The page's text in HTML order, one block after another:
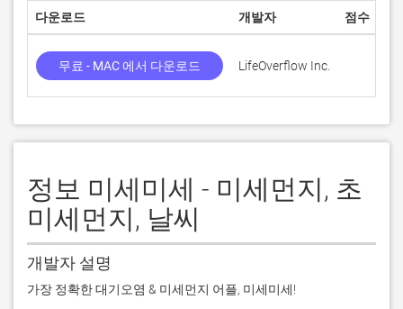
다운로드 개발자 점수
무료 - MAC 에서 다운로드 LifeOverflow Inc.
정보 미세미세 - 미세먼지, 초
미세먼지, 날씨
개발자 설명
가장 정확한 대기오염 & 미세먼지 어플, 미세미세!